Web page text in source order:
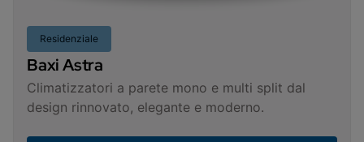
Residenziale
Baxi Astra
Climatizzatori a parete mono e multi split dal
design rinnovato, elegante e moderno.